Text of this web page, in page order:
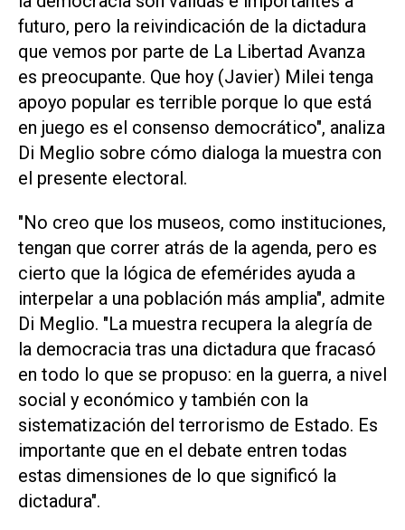
futuro, pero la reivindicación de la dictadura
que vemos por parte de La Libertad Avanza
es preocupante. Que hoy (Javier) Milei tenga
apoyo popular es terrible porque lo que está
en juego es el consenso democrático", analiza
Di Meglio sobre cómo dialoga la muestra con
el presente electoral.
"No creo que los museos, como instituciones,
tengan que correr atrás de la agenda, pero es
cierto que la lógica de efemérides ayuda a
interpelar a una población más amplia", admite
Di Meglio. "La muestra recupera la alegría de
la democracia tras una dictadura que fracasó
en todo lo que se propuso: en la guerra, a nivel
social y económico y también con la
sistematización del terrorismo de Estado. Es
importante que en el debate entren todas
estas dimensiones de lo que significó la
dictadura".